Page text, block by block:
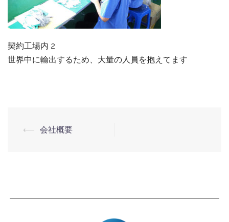
契約工場内 2
世界中に輸出するため、大量の人員を抱えてます
⟵ 会社概要